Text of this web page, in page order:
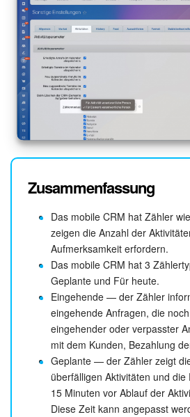
Zusammenfassung
Das mobile CRM hat Zähler
zeigen die Anzahl der
Aufmerksamkeit erfordern.
Das mobile CRM hat 3
Geplante und Für heute.
Eingehende — der Zähler
eingehende Anfragen, die
eingehender oder verpasster
mit dem Kunden, Bezahlung
Geplante — der Zähler zeigt
überfälligen Aktivitäten und
15 Minuten vor Ablauf der
Diese Zeit kann angepasst